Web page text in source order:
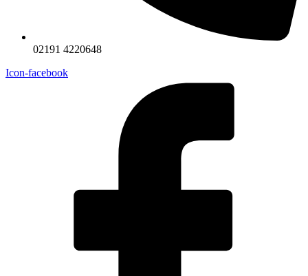
02191 4220648
Icon-facebook